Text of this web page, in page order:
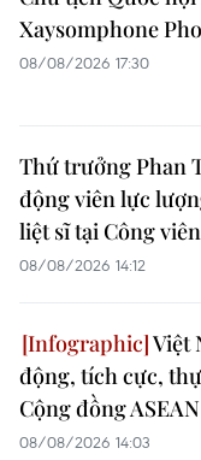
Xaysomphone
08/08/2026 17:30
Thứ trưởng Phan
động viên lực
liệt sĩ tại Công
08/08/2026 14:12
Việt
động, tích cực,
Cộng đồng ASEAN
08/08/2026 14:03